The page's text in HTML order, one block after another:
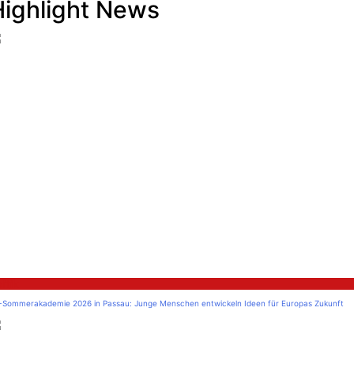
News
Sommerakademie 2026 in Passau: Junge Menschen entwickeln Ideen für Europas Zukunft